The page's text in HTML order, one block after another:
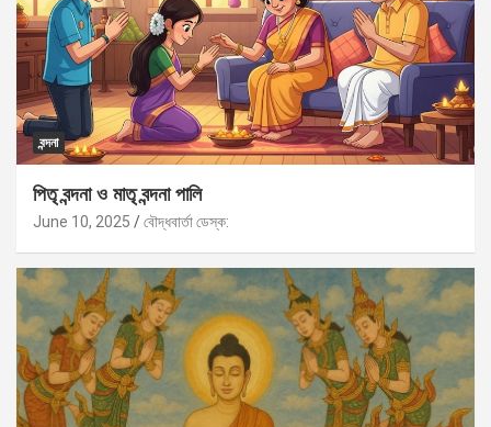
বন্দনা
পিতৃ বন্দনা ও মাতৃ বন্দনা পালি
June 10, 2025 বৌদ্ধবার্তা ডেস্ক: